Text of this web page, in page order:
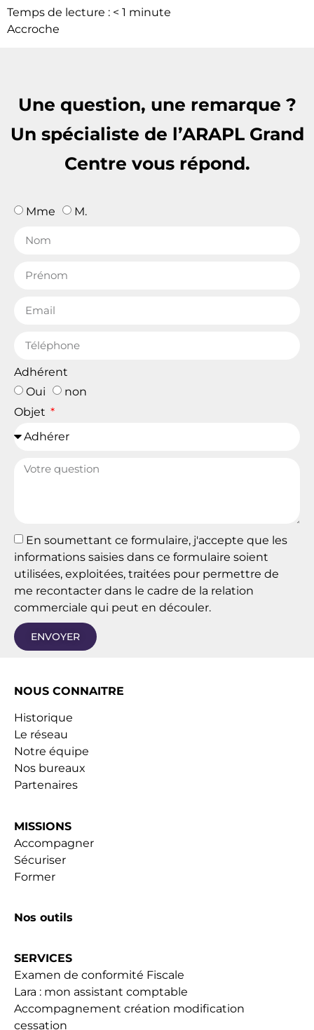
Temps de lecture : < 1 minute
Accroche
Une question, une remarque ?
Un spécialiste de l’ARAPL Grand
Centre vous répond.
Mme M.
Adhérent
Oui
non
Objet
En soumettant ce formulaire, j'accepte que les
informations saisies dans ce formulaire soient
utilisées, exploitées, traitées pour permettre de
me recontacter dans le cadre de la relation
commerciale qui peut en découler.
ENVOYER
NOUS CONNAITRE
Historique
Le réseau
Notre équipe
Nos bureaux
Partenaires
MISSIONS
Accompagner
Sécuriser
Former
Nos outils
SERVICES
Examen de conformité Fiscale
Lara : mon assistant comptable
Accompagnement création modification
cessation